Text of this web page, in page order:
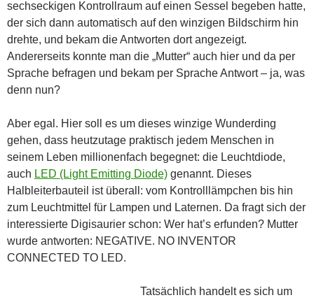
sechseckigen Kontrollraum auf einen Sessel begeben hatte,
der sich dann automatisch auf den winzigen Bildschirm hin
drehte, und bekam die Antworten dort angezeigt.
Andererseits konnte man die „Mutter“ auch hier und da per
Sprache befragen und bekam per Sprache Antwort – ja, was
denn nun?
Aber egal. Hier soll es um dieses winzige Wunderding
gehen, dass heutzutage praktisch jedem Menschen in
seinem Leben millionenfach begegnet: die Leuchtdiode,
auch LED (Light Emitting Diode) genannt. Dieses
Halbleiterbauteil ist überall: vom Kontrolllämpchen bis hin
zum Leuchtmittel für Lampen und Laternen. Da fragt sich der
interessierte Digisaurier schon: Wer hat’s erfunden? Mutter
wurde antworten: NEGATIVE. NO INVENTOR
CONNECTED TO LED.
Tatsächlich handelt es sich um